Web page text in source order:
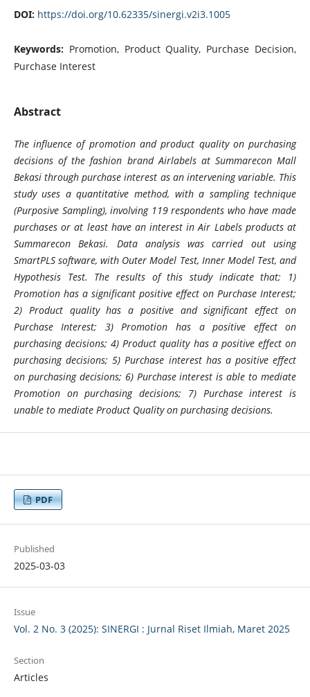
DOI: https://doi.org/10.62335/sinergi.v2i3.1005
Keywords: Promotion, Product Quality, Purchase Decision,
Purchase Interest
Abstract
The influence of promotion and product quality on purchasing
decisions of the fashion brand Airlabels at Summarecon Mall
Bekasi through purchase interest as an intervening variable. This
study uses a quantitative method, with a sampling technique
(Purposive Sampling), involving 119 respondents who have made
purchases or at least have an interest in Air Labels products at
Summarecon Bekasi. Data analysis was carried out using
SmartPLS software, with Outer Model Test, Inner Model Test, and
Hypothesis Test. The results of this study indicate that; 1)
Promotion has a significant positive effect on Purchase Interest;
2) Product quality has a positive and significant effect on
Purchase Interest; 3) Promotion has a positive effect on
purchasing decisions; 4) Product quality has a positive effect on
purchasing decisions; 5) Purchase interest has a positive effect
on purchasing decisions; 6) Purchase interest is able to mediate
Promotion on purchasing decisions; 7) Purchase interest is
unable to mediate Product Quality on purchasing decisions.
PDF
Published
2025-03-03
Issue
Vol. 2 No. 3 (2025): SINERGI : Jurnal Riset Ilmiah, Maret 2025
Section
Articles